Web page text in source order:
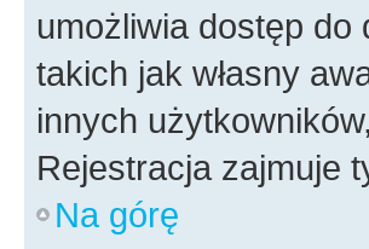
umożliwia dostęp
takich jak własny
innych
Rejestracja zajmuje
Na górę